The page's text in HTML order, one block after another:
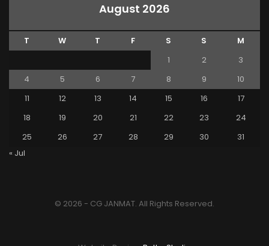
August 2026
T W T F S S
M
1
2
3
4
5 6 7 8 9
10
11
12 13 14 15 16
17
18
19 20 21 22 23
24
25
26 27 28 29 30
31
« Jul
© 2026 - CG JANMAT. All Rights Reserved.